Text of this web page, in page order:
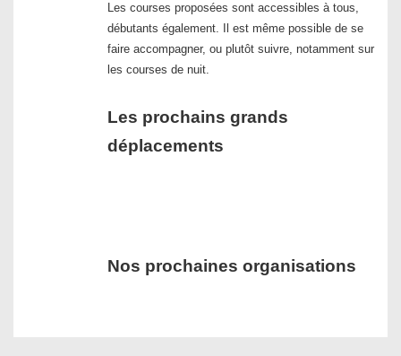
Les courses proposées sont accessibles à tous,
débutants également. Il est même possible de se
faire accompagner, ou plutôt suivre, notamment sur
les courses de nuit.
Les prochains grands
déplacements
Nos prochaines organisations